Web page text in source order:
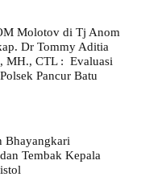
Molotov di Tj Anom
Dr Tommy Aditia
MH., CTL : Evaluasi
Pancur Batu
Bhayangkari
Tembak Kepala